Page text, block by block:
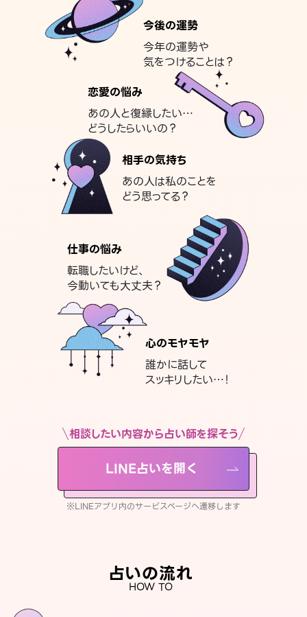
今後の運勢
今年の運勢や
気をつけることは？
恋愛の悩み
あの人と復縁したい…
どうしたらいいの？
相手の気持ち
あの人は私のことを
どう思ってる？
仕事の悩み
転職したいけど、
今動いても大丈夫？
心のモヤモヤ
誰かに話して
スッキリしたい…！
相談したい内容から占い師を探そう
LINE占いを開く
※LINEアプリ内のサービスページへ遷移します
占いの流れ
HOW TO